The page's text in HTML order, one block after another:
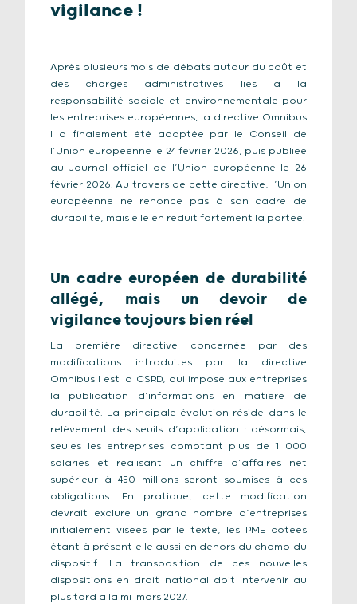
vigilance !
Après plusieurs mois de débats autour du coût et
des charges administratives liés à la
responsabilité sociale et environnementale pour
les entreprises européennes, la directive Omnibus
I a finalement été adoptée par le Conseil de
l’Union européenne le 24 février 2026, puis publiée
au Journal officiel de l’Union européenne le 26
février 2026. Au travers de cette directive, l’Union
européenne ne renonce pas à son cadre de
durabilité, mais elle en réduit fortement la portée.
Un cadre européen de durabilité
allégé, mais un devoir de
vigilance toujours bien réel
La première directive concernée par des
modifications introduites par la directive
Omnibus I est la CSRD, qui impose aux entreprises
la publication d’informations en matière de
durabilité. La principale évolution réside dans le
relèvement des seuils d’application : désormais,
seules les entreprises comptant plus de 1 000
salariés et réalisant un chiffre d’affaires net
supérieur à 450 millions seront soumises à ces
obligations. En pratique, cette modification
devrait exclure un grand nombre d’entreprises
initialement visées par le texte, les PME cotées
étant à présent elle aussi en dehors du champ du
dispositif. La transposition de ces nouvelles
dispositions en droit national doit intervenir au
plus tard à la mi-mars 2027.